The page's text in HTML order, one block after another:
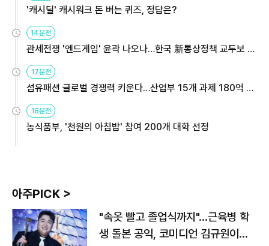
'캐시딜' 캐시워크 돈 버는 퀴즈, 정답은?
14분전
관세전쟁 '엔드게임' 윤곽 나오나…한국 新통상정책 교두보 활
용해야
17분전
섬유패션 글로벌 경쟁력 키운다…산업부 15개 과제 180억 지
원
18분전
농식품부, '천원의 아침밥' 참여 200개 대학 선정
아주PICK >
"속옷 빨고 졸업식까지"…근육병 학
생 돌본 공익, 코미디언 김규원이었